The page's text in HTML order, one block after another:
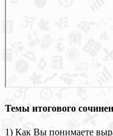
Темы итогового
1) Как Вы понимаете